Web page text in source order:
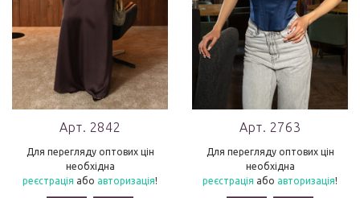
Арт. 2842
Для перегляду оптових цін
необхідна
реєстрація або авторизація!
Арт. 2763
Для перегляду оптових цін
необхідна
реєстрація або авторизація!